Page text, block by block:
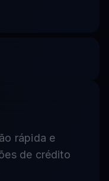
rápida e
de crédito